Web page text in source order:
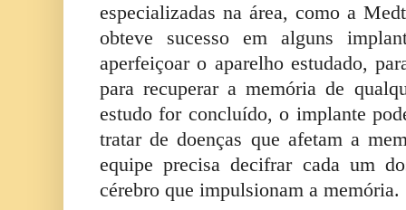
especializadas na área, como a
obteve sucesso em alguns
aperfeiçoar o aparelho estudado,
para recuperar a memória de
estudo for concluído, o implante
tratar de doenças que afetam a
equipe precisa decifrar cada um
cérebro que impulsionam a memória.